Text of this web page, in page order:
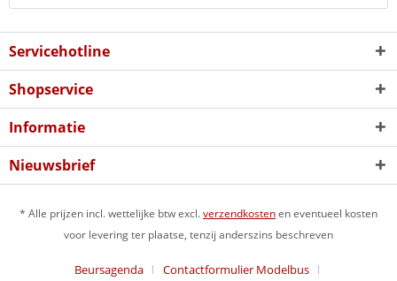
Servicehotline
Shopservice
Informatie
Nieuwsbrief
* Alle prijzen incl. wettelijke btw excl.verzendkostenen eventueel kosten
voor levering ter plaatse, tenzij anderszins beschreven
Beursagenda
Contactformulier Modelbus